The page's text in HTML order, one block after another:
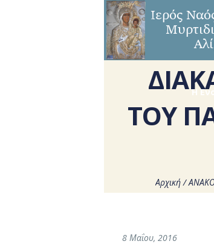
Η
ΤΟΥ
Αρχική /
8 Μαΐου, 2016